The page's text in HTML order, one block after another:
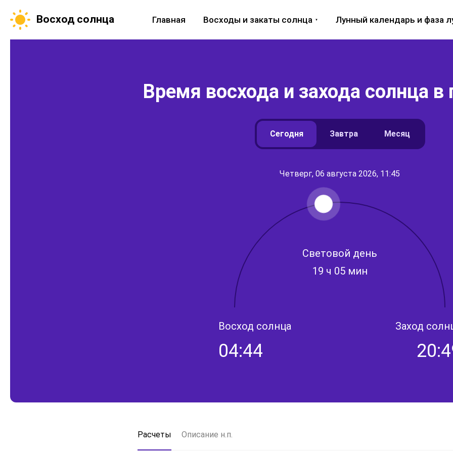
Восход солнца Главная Восходы и закаты солнца Лунный календарь и фаза
Время восхода и захода солнца в
Сегодня Завтра Месяц
Четверг, 06 августа 2026, 11:45
Световой день
19 ч 05 мин
Восход солнца
04:44
Заход
Расчеты Описание н.п.